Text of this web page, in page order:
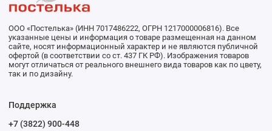
ООО «Постелька» (ИНН 7017486222, ОГРН 1217000006816). Все
указанные цены и информация о товаре размещенная на данном
сайте, носят информационный характер и не являются публичной
офертой (в соответствии со ст. 437 ГК РФ). Изображения товаров
могут отличаться от реального внешнего вида товаров как по цвету,
так и по дизайну.
Поддержка
+7 (3822) 900-448